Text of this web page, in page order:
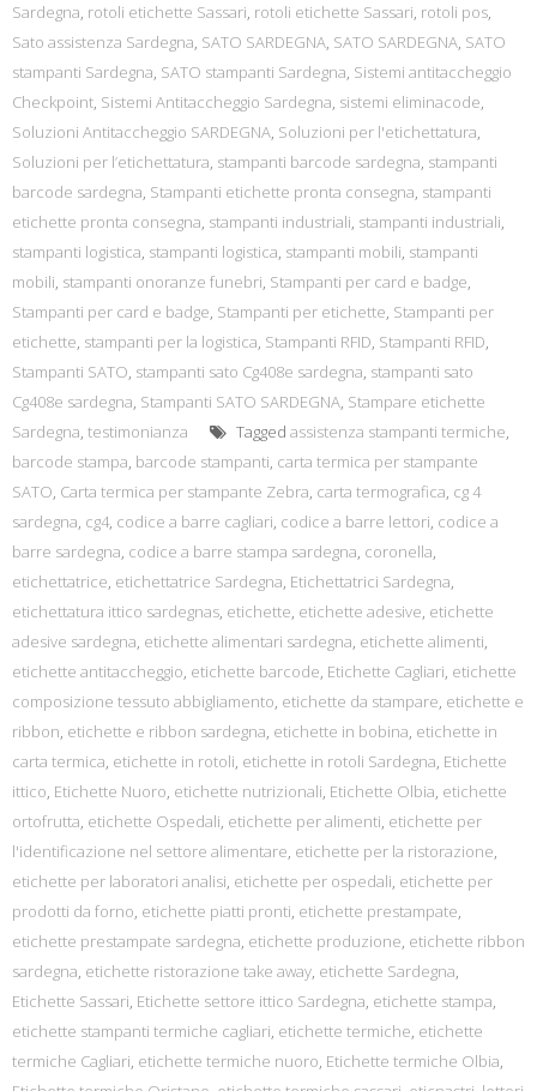
Sardegna, rotoli etichette Sassari, rotoli etichette Sassari, rotoli pos,
Sato assistenza Sardegna, SATO SARDEGNA, SATO SARDEGNA, SATO
stampanti Sardegna, SATO stampanti Sardegna, Sistemi antitaccheggio
Checkpoint, Sistemi Antitaccheggio Sardegna, sistemi eliminacode,
Soluzioni Antitaccheggio SARDEGNA, Soluzioni per l'etichettatura,
Soluzioni per l’etichettatura, stampanti barcode sardegna, stampanti
barcode sardegna, Stampanti etichette pronta consegna, stampanti
etichette pronta consegna, stampanti industriali, stampanti industriali,
stampanti logistica, stampanti logistica, stampanti mobili, stampanti
mobili, stampanti onoranze funebri, Stampanti per card e badge,
Stampanti per card e badge, Stampanti per etichette, Stampanti per
etichette, stampanti per la logistica, Stampanti RFID, Stampanti RFID,
Stampanti SATO, stampanti sato Cg408e sardegna, stampanti sato
Cg408e sardegna, Stampanti SATO SARDEGNA, Stampare etichette
Sardegna, testimonianza Tagged assistenza stampanti termiche,
barcode stampa, barcode stampanti, carta termica per stampante
SATO, Carta termica per stampante Zebra, carta termografica, cg 4
sardegna, cg4, codice a barre cagliari, codice a barre lettori, codice a
barre sardegna, codice a barre stampa sardegna, coronella,
etichettatrice, etichettatrice Sardegna, Etichettatrici Sardegna,
etichettatura ittico sardegnas, etichette, etichette adesive, etichette
adesive sardegna, etichette alimentari sardegna, etichette alimenti,
etichette antitaccheggio, etichette barcode, Etichette Cagliari, etichette
composizione tessuto abbigliamento, etichette da stampare, etichette e
ribbon, etichette e ribbon sardegna, etichette in bobina, etichette in
carta termica, etichette in rotoli, etichette in rotoli Sardegna, Etichette
ittico, Etichette Nuoro, etichette nutrizionali, Etichette Olbia, etichette
ortofrutta, etichette Ospedali, etichette per alimenti, etichette per
l'identificazione nel settore alimentare, etichette per la ristorazione,
etichette per laboratori analisi, etichette per ospedali, etichette per
prodotti da forno, etichette piatti pronti, etichette prestampate,
etichette prestampate sardegna, etichette produzione, etichette ribbon
sardegna, etichette ristorazione take away, etichette Sardegna,
Etichette Sassari, Etichette settore ittico Sardegna, etichette stampa,
etichette stampanti termiche cagliari, etichette termiche, etichette
termiche Cagliari, etichette termiche nuoro, Etichette termiche Olbia,